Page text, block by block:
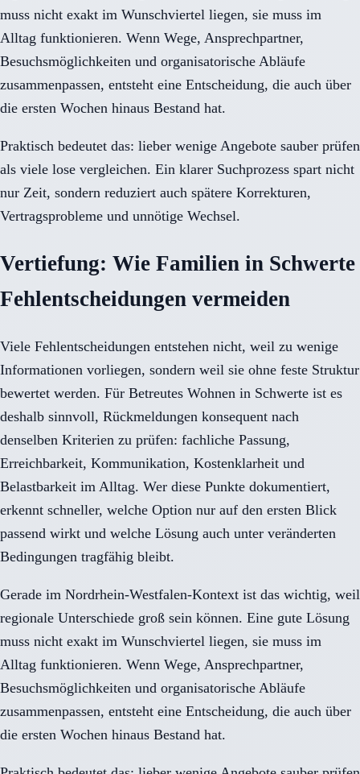
muss nicht exakt im Wunschviertel liegen, sie muss im
Alltag funktionieren. Wenn Wege, Ansprechpartner,
Besuchsmöglichkeiten und organisatorische Abläufe
zusammenpassen, entsteht eine Entscheidung, die auch über
die ersten Wochen hinaus Bestand hat.
Praktisch bedeutet das: lieber wenige Angebote sauber prüfen
als viele lose vergleichen. Ein klarer Suchprozess spart nicht
nur Zeit, sondern reduziert auch spätere Korrekturen,
Vertragsprobleme und unnötige Wechsel.
Vertiefung: Wie Familien in Schwerte
Fehlentscheidungen vermeiden
Viele Fehlentscheidungen entstehen nicht, weil zu wenige
Informationen vorliegen, sondern weil sie ohne feste Struktur
bewertet werden. Für Betreutes Wohnen in Schwerte ist es
deshalb sinnvoll, Rückmeldungen konsequent nach
denselben Kriterien zu prüfen: fachliche Passung,
Erreichbarkeit, Kommunikation, Kostenklarheit und
Belastbarkeit im Alltag. Wer diese Punkte dokumentiert,
erkennt schneller, welche Option nur auf den ersten Blick
passend wirkt und welche Lösung auch unter veränderten
Bedingungen tragfähig bleibt.
Gerade im Nordrhein-Westfalen-Kontext ist das wichtig, weil
regionale Unterschiede groß sein können. Eine gute Lösung
muss nicht exakt im Wunschviertel liegen, sie muss im
Alltag funktionieren. Wenn Wege, Ansprechpartner,
Besuchsmöglichkeiten und organisatorische Abläufe
zusammenpassen, entsteht eine Entscheidung, die auch über
die ersten Wochen hinaus Bestand hat.